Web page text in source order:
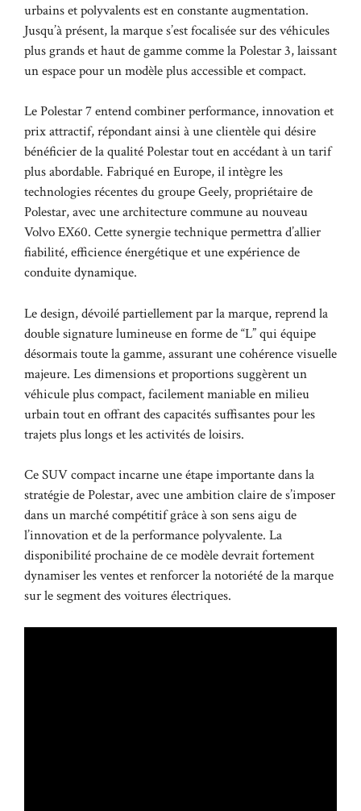
urbains et polyvalents est en constante augmentation.
Jusqu’à présent, la marque s’est focalisée sur des véhicules
plus grands et haut de gamme comme la Polestar 3, laissant
un espace pour un modèle plus accessible et compact.
Le Polestar 7 entend combiner performance, innovation et
prix attractif, répondant ainsi à une clientèle qui désire
bénéficier de la qualité Polestar tout en accédant à un tarif
plus abordable. Fabriqué en Europe, il intègre les
technologies récentes du groupe Geely, propriétaire de
Polestar, avec une architecture commune au nouveau
Volvo EX60. Cette synergie technique permettra d’allier
fiabilité, efficience énergétique et une expérience de
conduite dynamique.
Le design, dévoilé partiellement par la marque, reprend la
double signature lumineuse en forme de “L” qui équipe
désormais toute la gamme, assurant une cohérence visuelle
majeure. Les dimensions et proportions suggèrent un
véhicule plus compact, facilement maniable en milieu
urbain tout en offrant des capacités suffisantes pour les
trajets plus longs et les activités de loisirs.
Ce SUV compact incarne une étape importante dans la
stratégie de Polestar, avec une ambition claire de s’imposer
dans un marché compétitif grâce à son sens aigu de
l’innovation et de la performance polyvalente. La
disponibilité prochaine de ce modèle devrait fortement
dynamiser les ventes et renforcer la notoriété de la marque
sur le segment des voitures électriques.